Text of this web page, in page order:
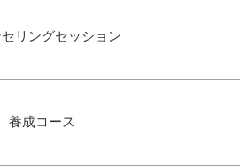
リングセッション
養成コース